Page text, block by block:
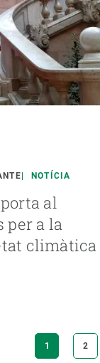
NOTÍCIA
al
per a la
climàtica
PÀGINA
ACTUAL
1 2